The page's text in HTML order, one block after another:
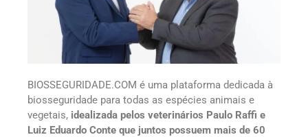
BIOSSEGURIDADE.COM é uma plataforma dedicada à
biosseguridade para todas as espécies animais e
vegetais, idealizada pelos veterinários Paulo Raffi e
Luiz Eduardo Conte que juntos possuem mais de 60